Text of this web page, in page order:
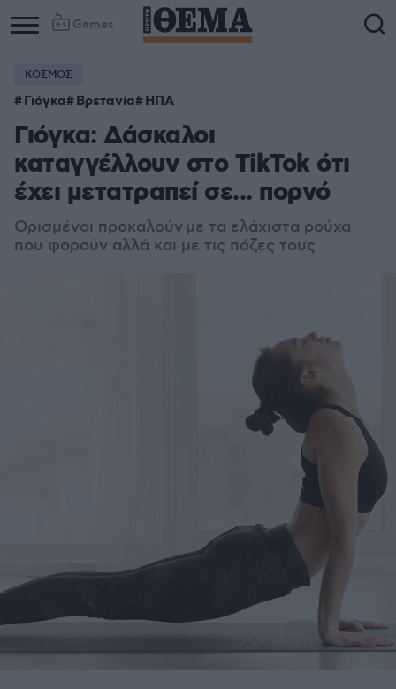
Games
ΚΟΣΜΟΣ
Γιόγκα Βρετανία ΗΠΑ
Γιόγκα: Δάσκαλοι
καταγγέλλουν στο TikTok ότι
έχει μετατραπεί σε... πορνό
Ορισμένοι προκαλούν με τα ελάχιστα ρούχα
που φορούν αλλά και με τις πόζες τους